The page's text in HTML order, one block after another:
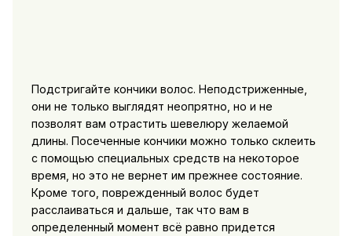
Подстригайте кончики волос. Неподстриженные,
они не только выглядят неопрятно, но и не
позволят вам отрастить шевелюру желаемой
длины. Посеченные кончики можно только склеить
с помощью специальных средств на некоторое
время, но это не вернет им прежнее состояние.
Кроме того, поврежденный волос будет
расслаиваться и дальше, так что вам в
определенный момент всё равно придется